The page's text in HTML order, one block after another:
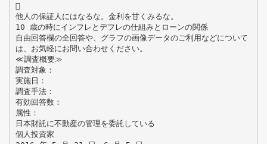

他人の保証人にはなるな。金利を甘くみるな。
10 歳の時にインフレとデフレの仕組みとローンの関係
自由回答欄の全回答や、グラフの画像データのご利用などについて
は、お気軽にお問い合わせください。
≪調査概要≫
調査対象：
実施日：
調査手法：
有効回答数：
属性：
日本財託に不動産の管理を委託している
個人投資家